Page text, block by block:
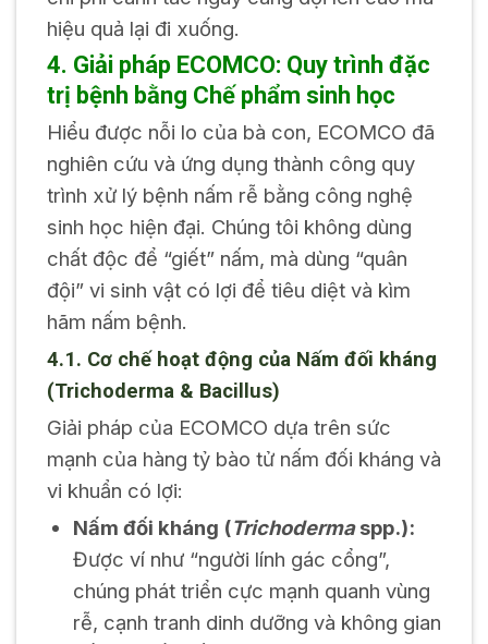
hiệu quả lại đi xuống.
4. Giải pháp ECOMCO: Quy trình đặc
trị bệnh bằng Chế phẩm sinh học
Hiểu được nỗi lo của bà con, ECOMCO đã
nghiên cứu và ứng dụng thành công quy
trình xử lý bệnh nấm rễ bằng công nghệ
sinh học hiện đại. Chúng tôi không dùng
chất độc để “giết” nấm, mà dùng “quân
đội” vi sinh vật có lợi để tiêu diệt và kìm
hãm nấm bệnh.
4.1. Cơ chế hoạt động của Nấm đối kháng
(Trichoderma & Bacillus)
Giải pháp của ECOMCO dựa trên sức
mạnh của hàng tỷ bào tử nấm đối kháng và
vi khuẩn có lợi:
Nấm đối kháng (Trichodermaspp.):
Được ví như “người lính gác cổng”,
chúng phát triển cực mạnh quanh vùng
rễ, cạnh tranh dinh dưỡng và không gian